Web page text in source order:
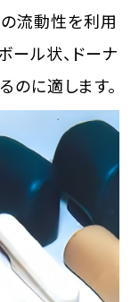
流動性を利用
ール状、ドーナ
に適します。